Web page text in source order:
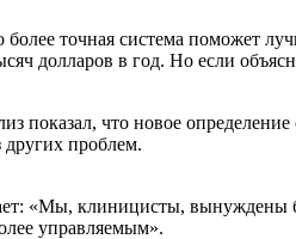
более точная система поможет
долларов в год. Но если
показал, что новое
других проблем.
«Мы, клиницисты, вынуждены
управляемым».